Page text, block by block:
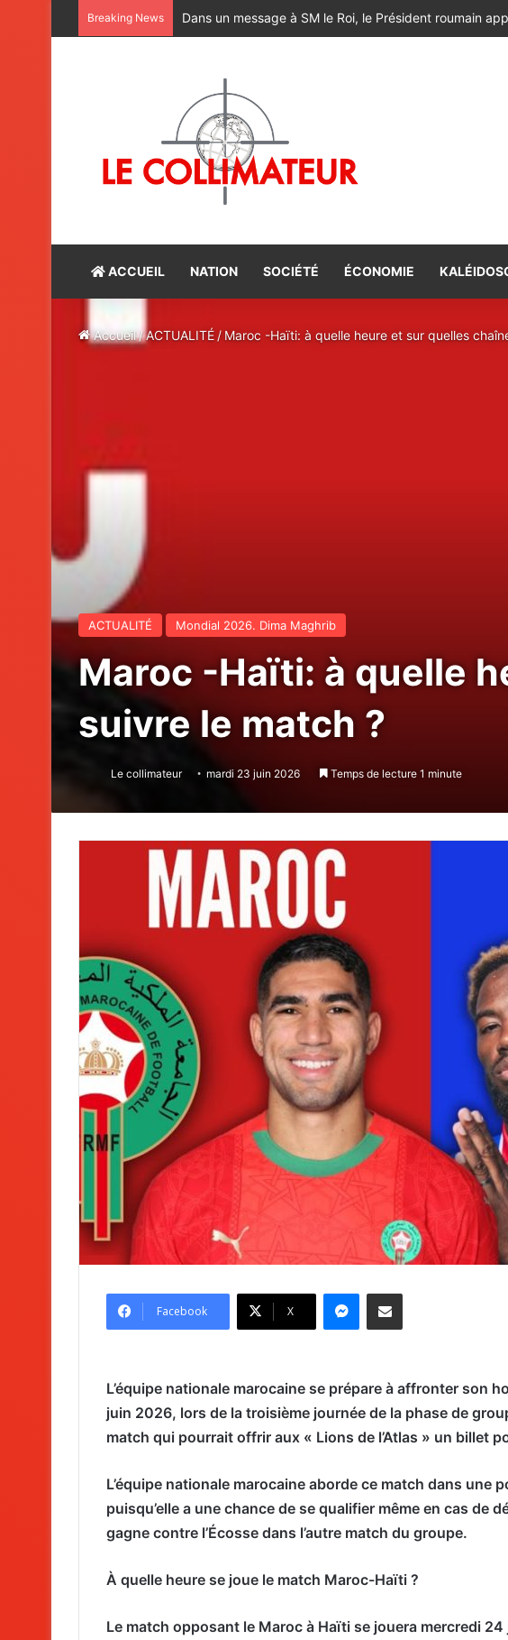
Breaking News M. Bourita reçoit le conseiller du Président de la
ACCUEIL NATION SOCIÉTÉ ÉCONOMIE
Accueil/ ACTUALITÉ /Maroc -Haïti: à quelle heure et sur quelles
ACTUALITÉ Mondial 2026. Dima Maghrib
Maroc -Haïti: à quelle
suivre le match ?
Le collimateur mardi 23 juin 2026 Temps de lecture 1 minute
Facebook X
L’équipe nationale marocaine se prépare à affronter son
juin 2026, lors de la troisième journée de la phase de
match qui pourrait offrir aux « Lions de l’Atlas » un billet
L’équipe nationale marocaine aborde ce match dans une
puisqu’elle a une chance de se qualifier même en cas de
gagne contre l’Écosse dans l’autre match du groupe.
À quelle heure se joue le match Maroc-Haïti ?
Le match opposant le Maroc à Haïti se jouera mercredi